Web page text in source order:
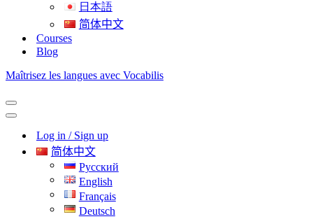
日本語
简体中文
Courses
Blog
Maîtrisez les langues avec Vocabilis
Log in / Sign up
简体中文
Русский
English
Français
Deutsch